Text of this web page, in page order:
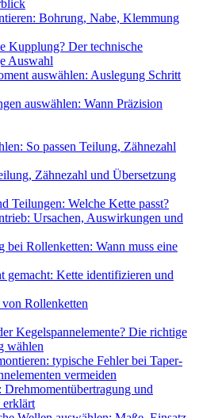
Bohrung, Nabe, Klemmung
Kupplung? Der technische
Auswahl
auswählen: Auslegung Schritt
auswählen: Wann Präzision
So passen Teilung, Zähnezahl
Zähnezahl und Übersetzung
Teilungen: Welche Kette passt?
Ursachen, Auswirkungen und
bei Rollenketten: Wann muss eine
gemacht: Kette identifizieren und
Rollenketten
Kegelspannelemente? Die richtige
wählen
typische Fehler bei Taper-
vermeiden
und
erklärt